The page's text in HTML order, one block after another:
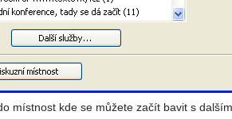
místnost kde se můžete začít bavit s